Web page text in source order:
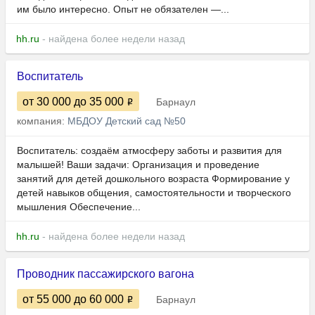
им было интересно. Опыт не обязателен —...
hh.ru - найдена более недели назад
Воспитатель
от 30 000 до 35 000
Барнаул
компания: МБДОУ Детский сад №50
Воспитатель: создаём атмосферу заботы и развития для
малышей! Ваши задачи: Организация и проведение
занятий для детей дошкольного возраста Формирование у
детей навыков общения, самостоятельности и творческого
мышления Обеспечение...
hh.ru - найдена более недели назад
Проводник пассажирского вагона
от 55 000 до 60 000
Барнаул